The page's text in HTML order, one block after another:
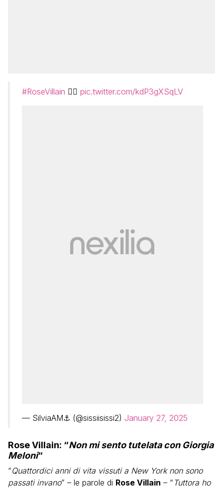
#RoseVillain 👇🏿 pic.twitter.com/kdP3gXSqLV
— SilviaAM⚓️ (@sissiisissi2) January 27, 2025
Rose Villain: “Non mi sento tutelata con Giorgia
Meloni“
“Quattordici anni di vita vissuti a New York non sono
passati invano” – le parole di Rose Villain – “ Tuttora ho